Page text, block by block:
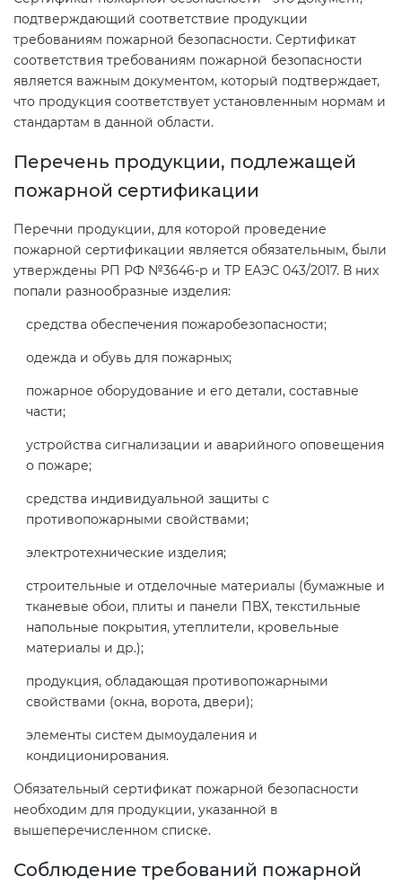
подтверждающий соответствие продукции
требованиям пожарной безопасности. Сертификат
соответствия требованиям пожарной безопасности
является важным документом, который подтверждает,
что продукция соответствует установленным нормам и
стандартам в данной области.
Перечень продукции, подлежащей
пожарной сертификации
Перечни продукции, для которой проведение
пожарной сертификации является обязательным, были
утверждены РП РФ №3646-р и ТР ЕАЭС 043/2017. В них
попали разнообразные изделия:
средства обеспечения пожаробезопасности;
одежда и обувь для пожарных;
пожарное оборудование и его детали, составные
части;
устройства сигнализации и аварийного оповещения
о пожаре;
средства индивидуальной защиты с
противопожарными свойствами;
электротехнические изделия;
строительные и отделочные материалы (бумажные и
тканевые обои, плиты и панели ПВХ, текстильные
напольные покрытия, утеплители, кровельные
материалы и др.);
продукция, обладающая противопожарными
свойствами (окна, ворота, двери);
элементы систем дымоудаления и
кондиционирования.
Обязательный сертификат пожарной безопасности
необходим для продукции, указанной в
вышеперечисленном списке.
Соблюдение требований пожарной
Сертификация спортивных
Сертификация электротехники
Остальное
БАДы
Декларация ТР ТС
Декларирование косметики (ТР
ТС 009)
Декларирование оборудования
по схеме 5Д (ТР ТС 010)
Декларирование пищевой
продукции (ТР ТС 021)
Декларирование алкогольной
Декларирование
электромагнитной
совместимости (ТР ТС 020)
Сертификация детских товаров
(ТР ТС 007)
промышленности (ТР ТС 017)
Сертификация промышленного
Сертификация средств
индивидуальной защиты (ТР ТС
019)
Действующие технические
регламенты